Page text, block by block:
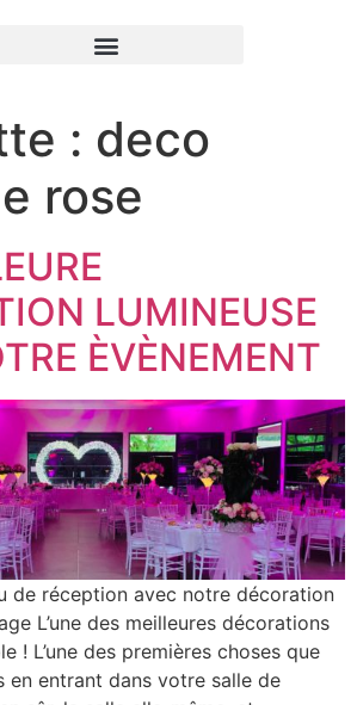
: deco
rose
LUMINEUSE
ÈVÈNEMENT
de réception avec notre décoration
L’une des meilleures décorations
! L’une des premières choses que
en entrant dans votre salle de